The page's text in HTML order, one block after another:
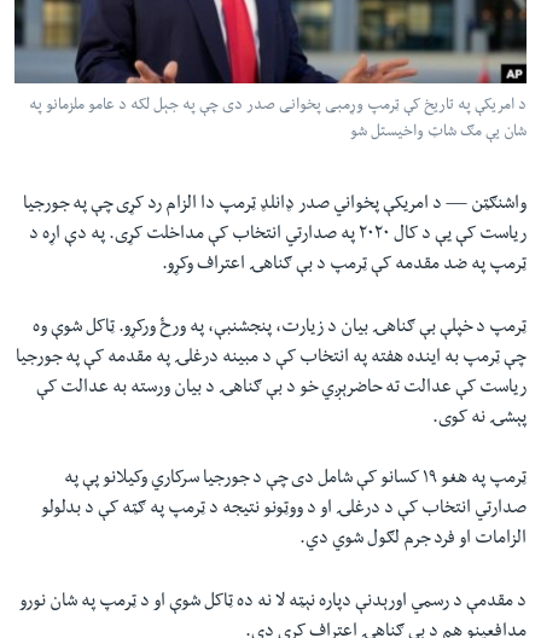
دلته
مخکې
مرکزي
لټون
واوړئ
اداریه
Learning English
ژبې
د امریکې په تاریخ کې ټرمپ وړمبی پخوانی صدر دی چې په جېل لکه د عامو ملزمانو په
شان یې مګ شاټ واخیستل شو
واشنګټن — د امریکې پخواني صدر ډانلډ ټرمپ دا الزام رد کړی چې په جورجیا
ریاست کې یې د کال ۲۰۲۰ په صدارتي انتخاب کې مداخلت کړی. په دې اړه د
ټرمپ په ضد مقدمه کې ټرمپ د بې ګناهۍ اعتراف وکړو.
ټرمپ د خپلې بې ګناهۍ بیان د زیارت، پنجشنبې، په ورځ ورکړو. ټاکل شوې وه
چې ټرمپ به اینده هفته په انتخاب کې د مبینه درغلۍ په مقدمه کې په جورجیا
ریاست کې عدالت ته حاضرېږي خو د بې ګناهۍ د بیان ورسته به عدالت کې
پېشۍ نه کوی.
ټرمپ په هغو ۱۹ کسانو کې شامل دی چې د جورجیا سرکاري وکیلانو پې په
صدارتي انتخاب کې د درغلۍ او د ووټونو نتیجه د ټرمپ په ګټه کې د بدلولو
الزامات او فرد جرم لګول شوي دي.
د مقدمې د رسمي اورېدنې دپاره نېټه لا نه ده ټاکل شوې او د ټرمپ په شان نورو
مدافعینو هم د بې ګناهۍ اعتراف کړی دی.